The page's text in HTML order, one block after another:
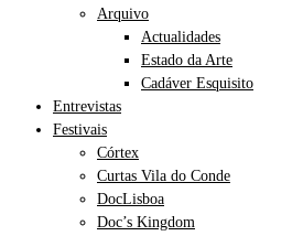
Arquivo
Actualidades
Estado da Arte
Cadáver Esquisito
Entrevistas
Festivais
Córtex
Curtas Vila do Conde
DocLisboa
Doc’s Kingdom